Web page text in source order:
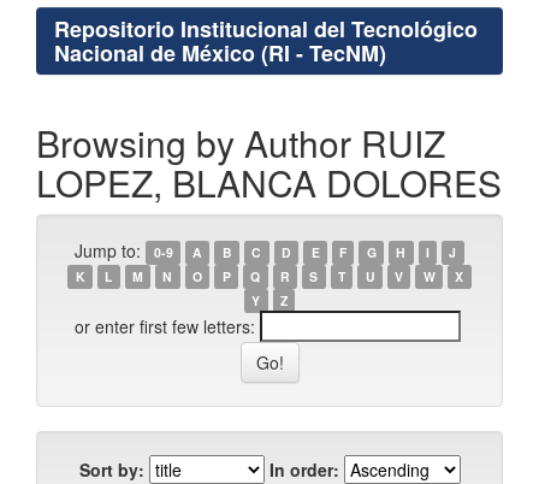
Repositorio Institucional del Tecnológico
Nacional de México (RI - TecNM)
Browsing by Author RUIZ
LOPEZ, BLANCA DOLORES
Jump to: 0-9 A B C D E F G H I
J
K
L M N O P Q R S T U V W
X
Y
Z
or enter first few letters:
Sort by:
In order: